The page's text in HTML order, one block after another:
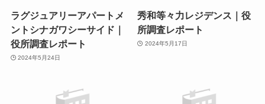
ラグジュアリーアパートメ
ントシナガワシーサイド｜
役所調査レポート
2024年5月24日
秀和等々力レジデンス｜役
所調査レポート
2024年5月17日